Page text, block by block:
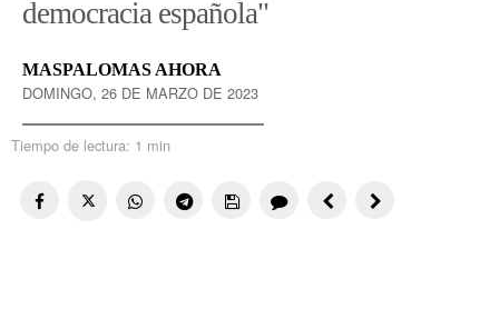
democracia española"
MASPALOMAS AHORA
DOMINGO, 26 DE MARZO DE 2023
Tiempo de lectura: 1 min